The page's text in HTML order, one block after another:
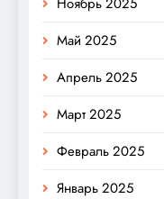
Май 2025
Апрель 2025
Март 2025
Февраль 2025
Январь 2025